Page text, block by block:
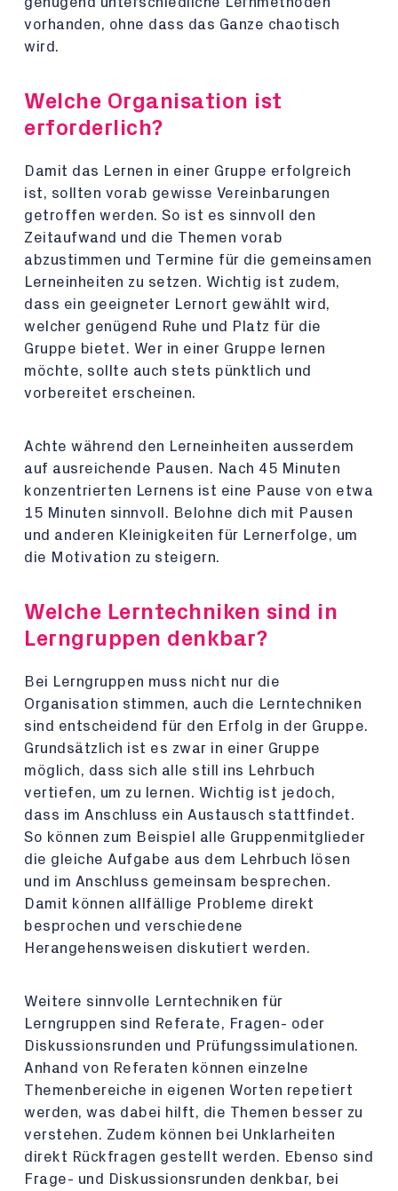
vorhanden, ohne dass das Ganze chaotisch
wird.
Welche Organisation ist
erforderlich?
Damit das Lernen in einer Gruppe erfolgreich
ist, sollten vorab gewisse Vereinbarungen
getroffen werden. So ist es sinnvoll den
Zeitaufwand und die Themen vorab
abzustimmen und Termine für die gemeinsamen
Lerneinheiten zu setzen. Wichtig ist zudem,
dass ein geeigneter Lernort gewählt wird,
welcher genügend Ruhe und Platz für die
Gruppe bietet. Wer in einer Gruppe lernen
möchte, sollte auch stets pünktlich und
vorbereitet erscheinen.
Achte während den Lerneinheiten ausserdem
auf ausreichende Pausen. Nach 45 Minuten
konzentrierten Lernens ist eine Pause von etwa
15 Minuten sinnvoll. Belohne dich mit Pausen
und anderen Kleinigkeiten für Lernerfolge, um
die Motivation zu steigern.
Welche Lerntechniken sind in
Lerngruppen denkbar?
Bei Lerngruppen muss nicht nur die
Organisation stimmen, auch die Lerntechniken
sind entscheidend für den Erfolg in der Gruppe.
Grundsätzlich ist es zwar in einer Gruppe
möglich, dass sich alle still ins Lehrbuch
vertiefen, um zu lernen. Wichtig ist jedoch,
dass im Anschluss ein Austausch stattfindet.
So können zum Beispiel alle Gruppenmitglieder
die gleiche Aufgabe aus dem Lehrbuch lösen
und im Anschluss gemeinsam besprechen.
Damit können allfällige Probleme direkt
besprochen und verschiedene
Herangehensweisen diskutiert werden.
Weitere sinnvolle Lerntechniken für
Lerngruppen sind Referate, Fragen- oder
Diskussionsrunden und Prüfungssimulationen.
Anhand von Referaten können einzelne
Themenbereiche in eigenen Worten repetiert
werden, was dabei hilft, die Themen besser zu
verstehen. Zudem können bei Unklarheiten
direkt Rückfragen gestellt werden. Ebenso sind
Frage- und Diskussionsrunden denkbar, bei